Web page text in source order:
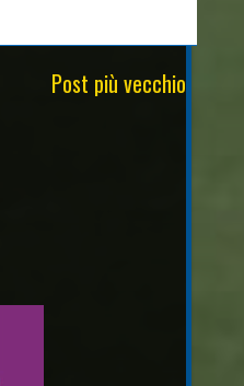
Post più vecchio